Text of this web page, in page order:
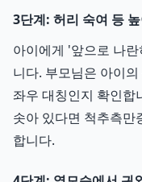
3단계: 허리 숙여 등
아이에게 '앞으로 나
니다. 부모님은 아이
좌우 대칭인지 확인합
솟아 있다면 척추측만
합니다.